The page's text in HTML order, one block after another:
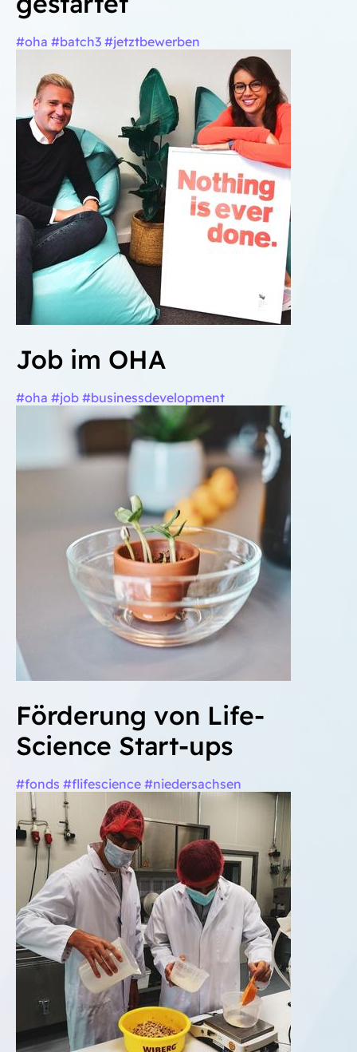
#oha #batch3 #jetztbewerben
Job im OHA
#oha #job #businessdevelopment
Förderung von Life-
Science Start-ups
#fonds #flifescience #niedersachsen